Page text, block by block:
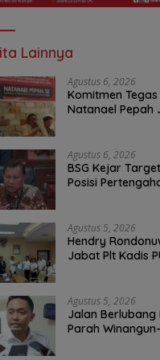
Lainnya
Agustus 6, 2026
Komitmen
Natanael Pepah
Infrastruktur
Agustus 6, 2026
BSG Kejar
Posisi
Agustus 5, 2026
Hendry
Jabat Plt Kadis
Layanan Publik
Agustus 5, 2026
Jalan Berlubang
Parah